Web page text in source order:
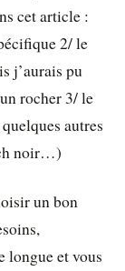
cet article :
2/ le
j’aurais pu
rocher 3/ le
autres
noir…)
un bon
longue et vous